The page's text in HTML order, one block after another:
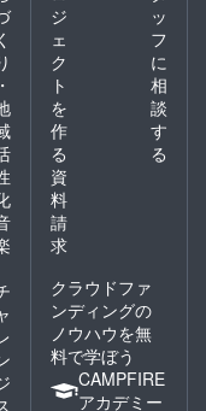
・
ジ
ェ
ク
ト
を
作
る
ッ
フ
に
相
談
す
る
資
料
請
求
クラウドファ
ンディングの
ノウハウを無
料で学ぼう
CAMPFIRE
アカデミー